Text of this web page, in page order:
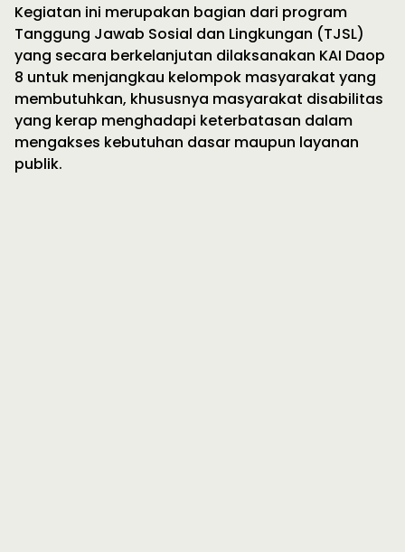
Kegiatan ini merupakan bagian dari program
Tanggung Jawab Sosial dan Lingkungan (TJSL)
yang secara berkelanjutan dilaksanakan KAI Daop
8 untuk menjangkau kelompok masyarakat yang
membutuhkan, khususnya masyarakat disabilitas
yang kerap menghadapi keterbatasan dalam
mengakses kebutuhan dasar maupun layanan
publik.